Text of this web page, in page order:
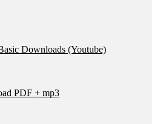
Downloads (Youtube)
PDF + mp3